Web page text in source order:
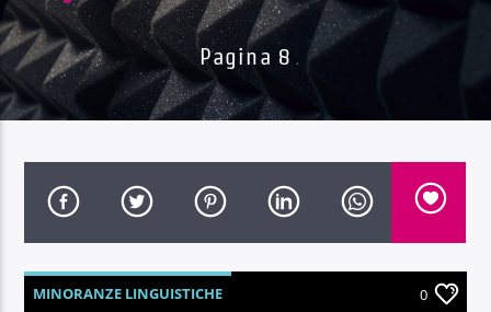
Traccia corrente
Titolo
Artista
Radio Dolomiti
Pagina 8
MINORANZE LINGUISTICHE 0